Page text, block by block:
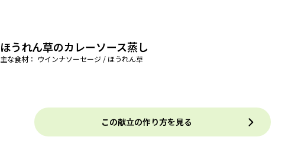
ほうれん草のカレーソース蒸し
主な食材： ウインナソーセージ / ほうれん草
この献立の作り方を見る